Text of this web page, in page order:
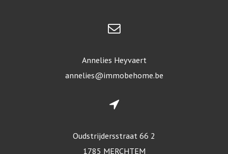
Annelies Heyvaert
annelies@immobehome.be
Oudstrijdersstraat 66 2
1785 MERCHTEM